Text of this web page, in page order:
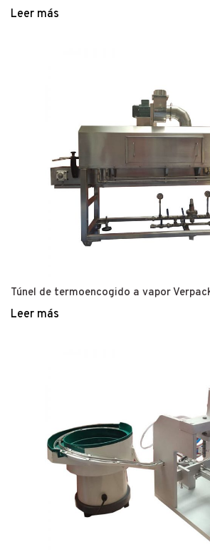
Leer más
Túnel de termoencogido a vapor
Leer más